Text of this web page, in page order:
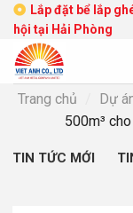
Skip
content
Lắp đặt bể lắp
hội tại Hải Phòng
Trang chủ Dự
500m³
TIN TỨC MỚI